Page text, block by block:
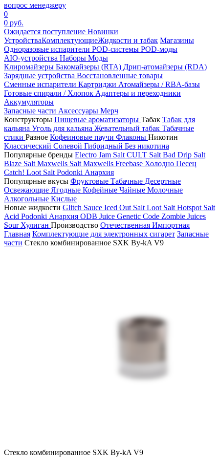
вопрос менеджеру
0
0 руб.
Ожидается поступление Новинки
УстройстваКомплектующиеЖидкости и табак Магазины
Одноразовые испарители POD-системы POD-моды
AIO-устройства Наборы Моды
Клиромайзеры Бакомайзеры (RTA) Дрип-атомайзеры (RDA)
Зарядные устройства Восстановленные товары
Сменные испарители Картриджи Атомайзеры / RBA-базы
Готовые спирали / Хлопок Адаптеры и переходники
Аккумуляторы
Запасные части Аксессуары Мерч
Конструкторы Пищевые ароматизаторы Табак Табак для
кальяна Уголь для кальяна Жевательный табак Табачные
стики Разное Кофеиновые паучи Флаконы Никотин
Классический Солевой Гибридный Без никотина
Популярные бренды Electro Jam Salt CULT Salt Bad Drip Salt
Blaze Salt Maxwells Salt Maxwells Freebase Холодно Песец
Catch! Loot Salt Podonki Анархия
Популярные вкусы Фруктовые Табачные Десертные
Освежающие Ягодные Кофейные Чайные Молочные
Алкогольные Кислые
Новые жидкости Glitch Sauce Iced Out Salt Loot Salt Hotspot Salt
Acid Podonki Анархия ODB Juice Genetic Code Zombie Juices
Sour Хулиган Производство Отечественная Импортная
Главная Комплектующие для электронных сигарет Запасные
части Стекло комбинированное SXK By-kA V9
Стекло комбинированное SXK By-kA V9